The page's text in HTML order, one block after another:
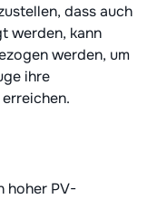
dass auch
werden, kann
werden, um
ihre
hoher PV-